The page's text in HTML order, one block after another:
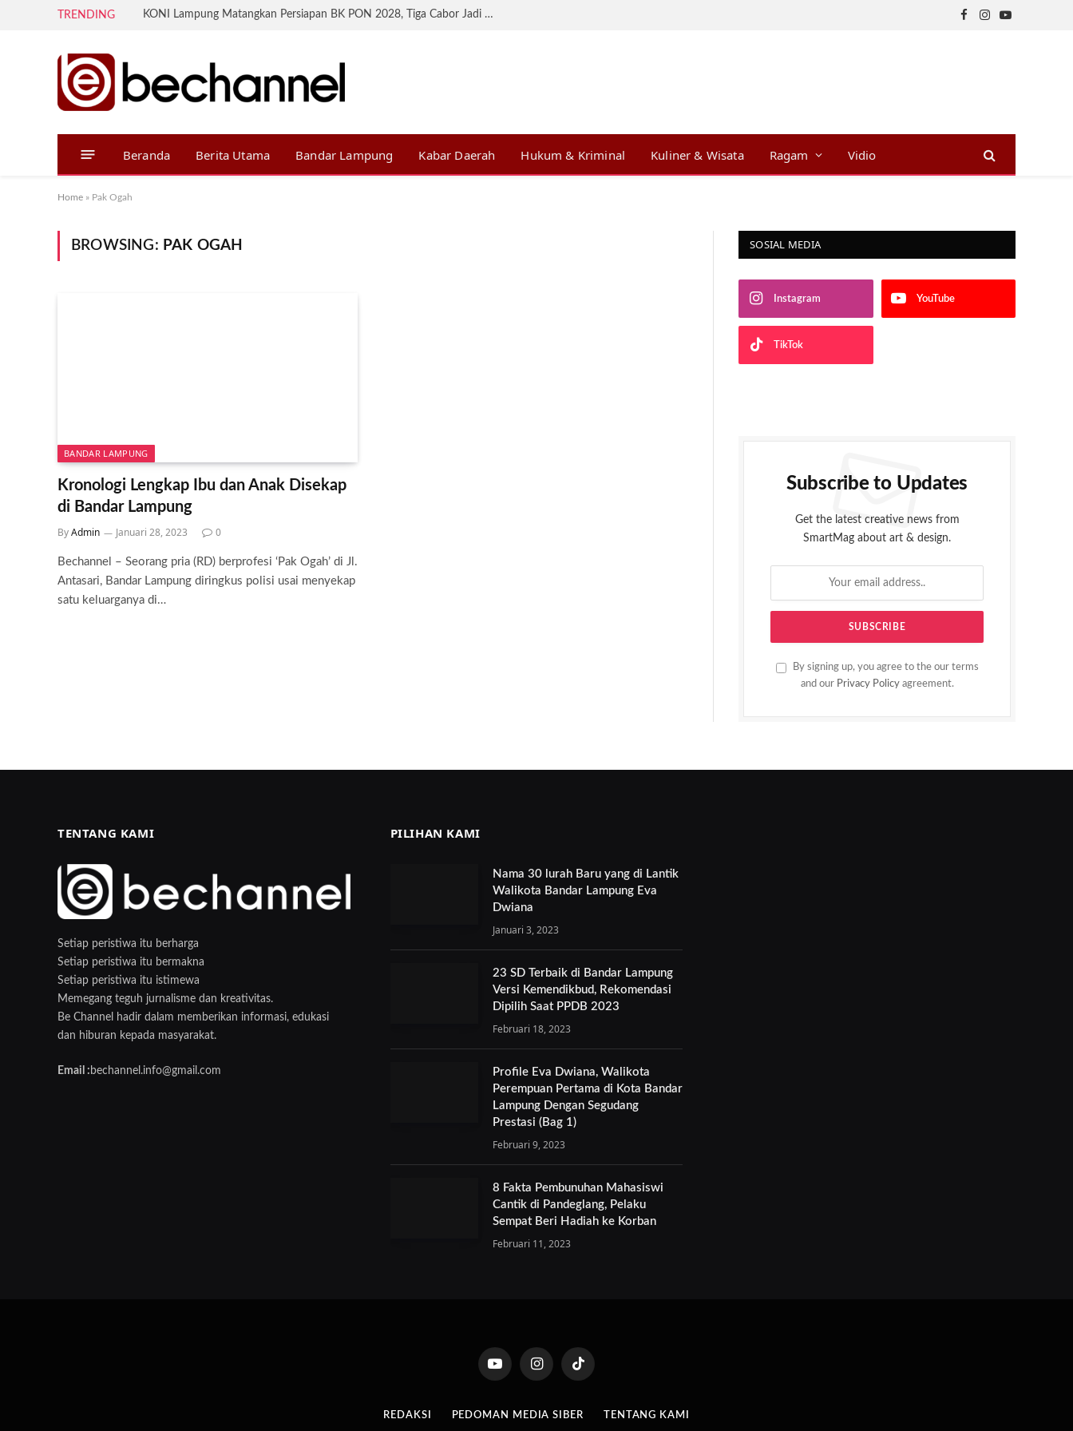
TRENDING KONI Lampung Matangkan Persiapan BK PON 2028, Tiga Cabor Jadi Prioritas
Facebook
Instagram
YouTube
Beranda Berita Utama Bandar Lampung Kabar Daerah Hukum & Kriminal Kuliner & Wisata Ragam Vidio
Home » Pak Ogah
BROWSING: PAK OGAH
BANDAR LAMPUNG
Kronologi Lengkap Ibu dan Anak Disekap
di Bandar Lampung
ByAdmin Januari 28, 2023 0
Bechannel – Seorang pria (RD) berprofesi ‘Pak Ogah’ di Jl.
Antasari, Bandar Lampung diringkus polisi usai menyekap
satu keluarganya di…
SOSIAL MEDIA
Instagram YouTube
TikTok
Subscribe to Updates
Get the latest creative news from
SmartMag about art & design.
By signing up, you agree to the our terms
and our Privacy Policyagreement.
TENTANG KAMI
Setiap peristiwa itu berharga
Setiap peristiwa itu bermakna
Setiap peristiwa itu istimewa
Memegang teguh jurnalisme dan kreativitas.
Be Channel hadir dalam memberikan informasi, edukasi
dan hiburan kepada masyarakat.
Email : bechannel.info@gmail.com
PILIHAN KAMI
Nama 30 lurah Baru yang di Lantik
Walikota Bandar Lampung Eva
Dwiana
Januari 3, 2023
23 SD Terbaik di Bandar Lampung
Versi Kemendikbud, Rekomendasi
Dipilih Saat PPDB 2023
Februari 18, 2023
Profile Eva Dwiana, Walikota
Perempuan Pertama di Kota Bandar
Lampung Dengan Segudang
Prestasi (Bag 1)
Februari 9, 2023
8 Fakta Pembunuhan Mahasiswi
Cantik di Pandeglang, Pelaku
Sempat Beri Hadiah ke Korban
Februari 11, 2023
YouTube InstagramTikTok
REDAKSI PEDOMAN MEDIA SIBER TENTANG KAMI